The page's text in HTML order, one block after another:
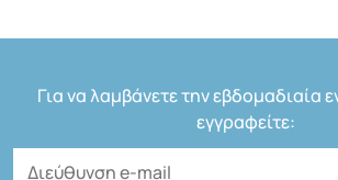
Για να λαμβάνετε την εβδομαδιαία
εγγραφείτε: